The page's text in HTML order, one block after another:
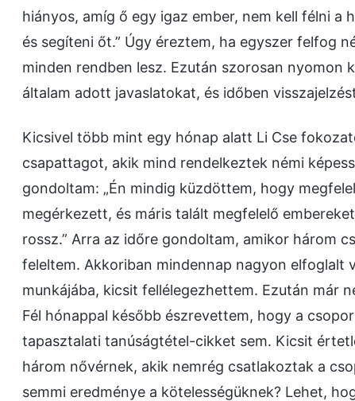
hiányos, amíg ő egy igaz ember, nem kell félni
és segíteni őt.” Úgy éreztem, ha egyszer felfog
minden rendben lesz. Ezután szorosan nyomon
általam adott javaslatokat, és időben
Kicsivel több mint egy hónap alatt Li Cse
csapattagot, akik mind rendelkeztek némi
gondoltam: „Én mindig küzdöttem, hogy
megérkezett, és máris talált megfelelő
rossz.” Arra az időre gondoltam, amikor három
feleltem. Akkoriban mindennap nagyon elfoglalt
munkájába, kicsit fellélegezhettem. Ezután már
Fél hónappal később észrevettem, hogy a
tapasztalati tanúságtétel-cikket sem. Kicsit
három nővérnek, akik nemrég csatlakoztak a
semmi eredménye a kötelességüknek? Lehet,